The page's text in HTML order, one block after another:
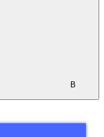
В